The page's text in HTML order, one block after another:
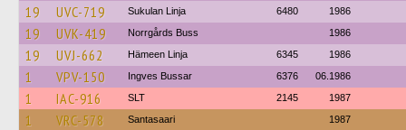
19 UVC-719 Sukulan Linja 6480 1986
19 UVK-419 Norrgårds Buss 1986
19 UVJ-662 Hämeen Linja 6345 1986
1 VPV-150 Ingves Bussar 6376 06.1986
1 IAC-916 SLT 2145 1987
1 VRC-578 Santasaari 1987